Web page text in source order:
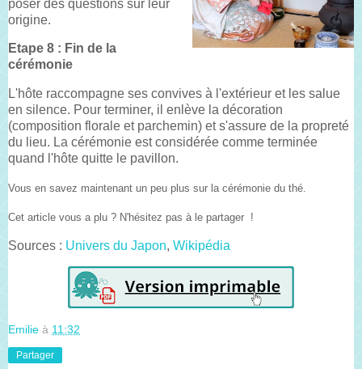
poser des questions sur leur
origine.
Etape 8 : Fin de la
cérémonie
L'hôte raccompagne ses convives à l'extérieur et les salue
en silence. Pour terminer, il enlève la décoration
(composition florale et parchemin) et s'assure de la propreté
du lieu. La cérémonie est considérée comme terminée
quand l'hôte quitte le pavillon.
Vous en savez maintenant un peu plus sur la cérémonie du thé.
Cet article vous a plu ? N'hésitez pas à le partager !
Sources : Univers du Japon, Wikipédia
Emilie à 11:32
Partager